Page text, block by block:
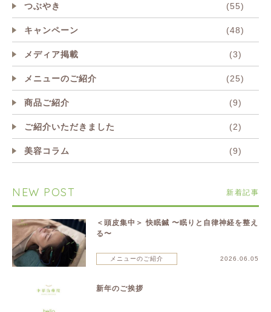
つぶやき (55)
キャンペーン (48)
メディア掲載 (3)
メニューのご紹介 (25)
商品ご紹介 (9)
ご紹介いただきました (2)
美容コラム (9)
NEW POST 新着記事
＜頭皮集中＞ 快眠鍼 〜眠りと自律神経を整え
る〜
メニューのご紹介 2026.06.05
新年のご挨拶